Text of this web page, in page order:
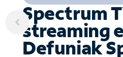
Spectrum
streaming
Defuniak